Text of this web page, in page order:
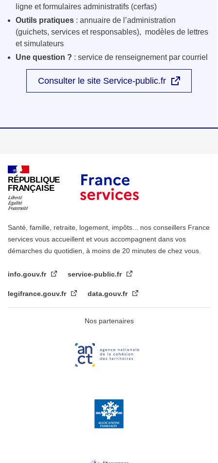
ligne et formulaires administratifs (cerfas)
Outils pratiques : annuaire de l’administration
(guichets, services et responsables), modèles de lettres
et simulateurs
Une question ? : service de renseignement par courriel
Consulter le site Service-public.fr
RÉPUBLIQUE
FRANÇAISE
Santé, famille, retraite, logement, impôts... nos conseillers France
services vous accueillent et vous accompagnent dans vos
démarches du quotidien, à moins de 20 minutes de chez vous.
info.gouv.fr service-public.fr
legifrance.gouv.fr data.gouv.fr
Nos partenaires